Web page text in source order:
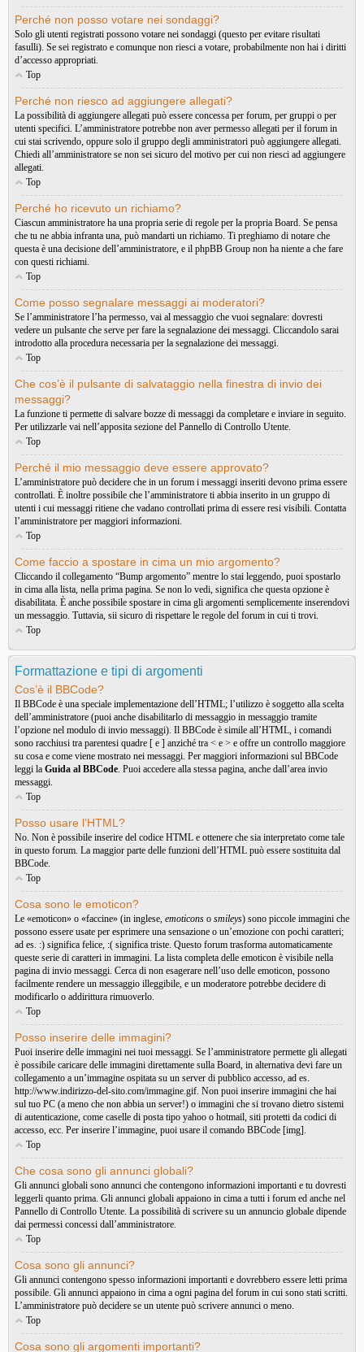
Perché non posso votare nei sondaggi?
Solo gli utenti registrati possono votare nei sondaggi (questo per evitare risultati
fasulli). Se sei registrato e comunque non riesci a votare, probabilmente non hai i diritti
d’accesso appropriati.
Top
Perché non riesco ad aggiungere allegati?
La possibilità di aggiungere allegati può essere concessa per forum, per gruppi o per
utenti specifici. L’amministratore potrebbe non aver permesso allegati per il forum in
cui stai scrivendo, oppure solo il gruppo degli amministratori può aggiungere allegati.
Chiedi all’amministratore se non sei sicuro del motivo per cui non riesci ad aggiungere
allegati.
Top
Perché ho ricevuto un richiamo?
Ciascun amministratore ha una propria serie di regole per la propria Board. Se pensa
che tu ne abbia infranta una, può mandarti un richiamo. Ti preghiamo di notare che
questa è una decisione dell’amministratore, e il phpBB Group non ha niente a che fare
con questi richiami.
Top
Come posso segnalare messaggi ai moderatori?
Se l’amministratore l’ha permesso, vai al messaggio che vuoi segnalare: dovresti
vedere un pulsante che serve per fare la segnalazione dei messaggi. Cliccandolo sarai
introdotto alla procedura necessaria per la segnalazione dei messaggi.
Top
Che cos’è il pulsante di salvataggio nella finestra di invio dei
messaggi?
La funzione ti permette di salvare bozze di messaggi da completare e inviare in seguito.
Per utilizzarle vai nell’apposita sezione del Pannello di Controllo Utente.
Top
Perché il mio messaggio deve essere approvato?
L’amministratore può decidere che in un forum i messaggi inseriti devono prima essere
controllati. È inoltre possibile che l’amministratore ti abbia inserito in un gruppo di
utenti i cui messaggi ritiene che vadano controllati prima di essere resi visibili. Contatta
l’amministratore per maggiori informazioni.
Top
Come faccio a spostare in cima un mio argomento?
Cliccando il collegamento “Bump argomento” mentre lo stai leggendo, puoi spostarlo
in cima alla lista, nella prima pagina. Se non lo vedi, significa che questa opzione è
disabilitata. È anche possibile spostare in cima gli argomenti semplicemente inserendovi
un messaggio. Tuttavia, sii sicuro di rispettare le regole del forum in cui ti trovi.
Top
Formattazione e tipi di argomenti
Cos’è il BBCode?
Il BBCode è una speciale implementazione dell’HTML; l’utilizzo è soggetto alla scelta
dell’amministratore (puoi anche disabilitarlo di messaggio in messaggio tramite
l’opzione nel modulo di invio messaggi). Il BBCode è simile all’HTML, i comandi
sono racchiusi tra parentesi quadre [ e ] anziché tra < e > e offre un controllo maggiore
su cosa e come viene mostrato nei messaggi. Per maggiori informazioni sul BBCode
leggi la Guida al BBCode. Puoi accedere alla stessa pagina, anche dall’area invio
messaggi.
Top
Posso usare l’HTML?
No. Non è possibile inserire del codice HTML e ottenere che sia interpretato come tale
in questo forum. La maggior parte delle funzioni dell’HTML può essere sostituita dal
BBCode.
Top
Cosa sono le emoticon?
Le «emoticon» o «faccine» (in inglese, emoticons o smileys) sono piccole immagini che
possono essere usate per esprimere una sensazione o un’emozione con pochi caratteri;
ad es. :) significa felice, :( significa triste. Questo forum trasforma automaticamente
queste serie di caratteri in immagini. La lista completa delle emoticon è visibile nella
pagina di invio messaggi. Cerca di non esagerare nell’uso delle emoticon, possono
facilmente rendere un messaggio illeggibile, e un moderatore potrebbe decidere di
modificarlo o addirittura rimuoverlo.
Top
Posso inserire delle immagini?
Puoi inserire delle immagini nei tuoi messaggi. Se l’amministratore permette gli allegati
è possibile caricare delle immagini direttamente sulla Board, in alternativa devi fare un
collegamento a un’immagine ospitata su un server di pubblico accesso, ad es.
http://www.indirizzo-del-sito.com/immagine.gif. Non puoi inserire immagini che hai
sul tuo PC (a meno che non abbia un server!) o immagini che si trovano dietro sistemi
di autenticazione, come caselle di posta tipo yahoo o hotmail, siti protetti da codici di
accesso, ecc. Per inserire l’immagine, puoi usare il comando BBCode [img].
Top
Che cosa sono gli annunci globali?
Gli annunci globali sono annunci che contengono informazioni importanti e tu dovresti
leggerli quanto prima. Gli annunci globali appaiono in cima a tutti i forum ed anche nel
Pannello di Controllo Utente. La possibilità di scrivere su un annuncio globale dipende
dai permessi concessi dall’amministratore.
Top
Cosa sono gli annunci?
Gli annunci contengono spesso informazioni importanti e dovrebbero essere letti prima
possibile. Gli annunci appaiono in cima a ogni pagina del forum in cui sono stati scritti.
L’amministratore può decidere se un utente può scrivere annunci o meno.
Top
Cosa sono gli argomenti importanti?